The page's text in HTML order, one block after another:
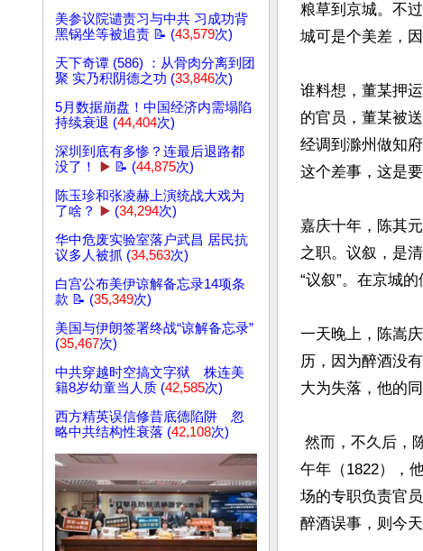
美参议院谴责习与中共 习成功背
黑锅坐等被追责 📝 (43,579次)
天下奇谭 (586) ：从骨肉分离到团
聚 实乃积阴德之功 (33,846次)
5月数据崩盘！中国经济内需塌陷
持续衰退 (44,404次)
深圳到底有多惨？连最后退路都
没了！
▶️ 📝 (44,875次)
陈玉珍和张凌赫上演统战大戏为
了啥？
▶️ (34,294次)
华中危废实验室落户武昌 居民抗
议多人被抓 (34,563次)
白宫公布美伊谅解备忘录14项条
款 📝 (35,349次)
美国与伊朗签署终战“谅解备忘录”
(35,467次)
中共穿越时空搞文字狱 株连美
籍8岁幼童当人质 (42,585次)
西方精英误信修昔底德陷阱 忽
略中共结构性衰落 (42,108次)
粮草到京城。不
城可是个美差，
谁料想，董某押
的官员，董某被
经调到滁州做知
这个差事，这是
嘉庆十年，陈其
之职。议叙，是
“议叙”。在京城
一天晚上，陈嵩
历，因为醉酒没
大为失落，他的
午年（1822），
场的专职负责官
醉酒误事，则今